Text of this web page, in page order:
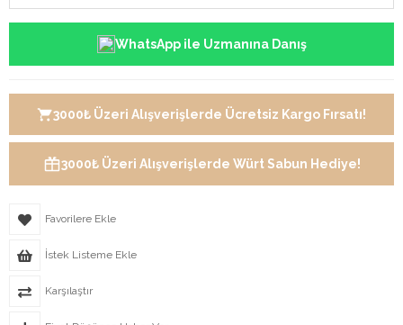
WhatsApp ile Uzmanına Danış
3000₺ Üzeri Alışverişlerde Ücretsiz Kargo Fırsatı!
3000₺ Üzeri Alışverişlerde Würt Sabun Hediye!
Favorilere Ekle
İstek Listeme Ekle
Karşılaştır